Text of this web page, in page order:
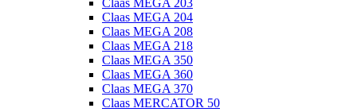
Claas MEGA 203
Claas MEGA 204
Claas MEGA 208
Claas MEGA 218
Claas MEGA 350
Claas MEGA 360
Claas MEGA 370
Claas MERCATOR 50